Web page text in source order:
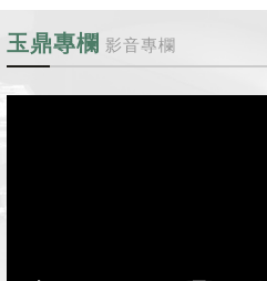
玉鼎專欄 影音專欄